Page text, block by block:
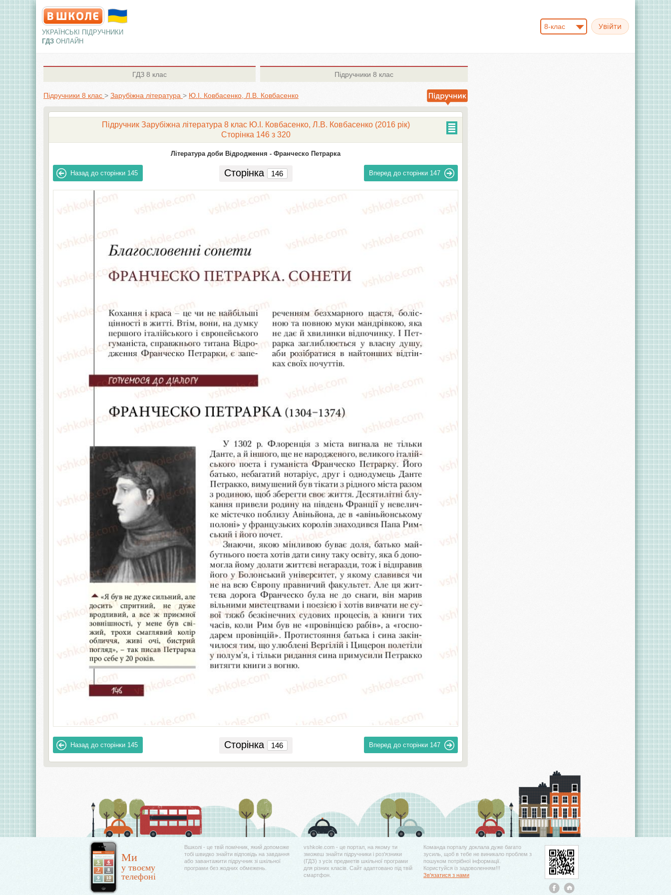
УКРАЇНСЬКІ ПІДРУЧНИКИ
ГДЗ ОНЛАЙН
8-клас
ГДЗ 8 клас Підручники 8 клас
Підручники 8 клас > Зарубіжна література > Ю.І. Ковбасенко, Л.В. Ковбасенко
Підручник Зарубіжна література 8 клас Ю.І. Ковбасенко, Л.В. Ковбасенко (2016 рік)
Сторінка 146 з 320
Література доби Відродження - Франческо Петрарка
Назад до сторінки 145 Сторінка Вперед до сторінки 147
Назад до сторінки 145 Сторінка Вперед до сторінки 147
Ми
у твоєму
телефоні
Вшколі - це твій помічник, який допоможе
тобі швидко знайти відповідь на завдання
або завантажити підручник зі шкільної
програми без жодних обмежень.
vshkole.com - це портал, на якому ти
зможеш знайти підручники і роз'язники
(ГДЗ) з усіх предметів шкільної програми
для різних класів. Сайт адаптовано під твій
смартфон.
Команда порталу доклала дуже багато
зусиль, щоб в тебе не виникало проблем з
пошуком потрібної інформації.
Користуйся із задоволенням!!!
Зв'язатися з нами